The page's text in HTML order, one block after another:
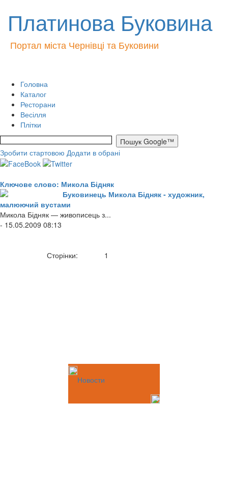
Платинова Буковина
Портал міста Чернівці та Буковини
Головна
Каталог
Ресторани
Весілля
Плітки
Зробити стартовою Додати в обрані
Ключове слово: Микола Бідняк
Буковинець Микола Бідняк - художник,
малюючий вустами
Микола Бідняк — живописець з...
- 15.05.2009 08:13
Сторінки: 1
Новости